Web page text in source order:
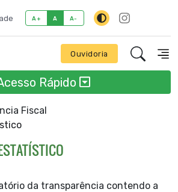
A+ A A-
Ouvidoria
Rápido
Fiscal
da transparência contendo a